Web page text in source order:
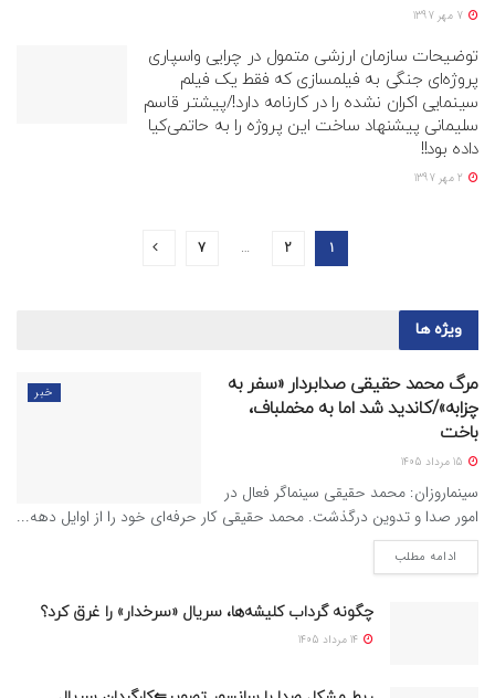
توضیحات سازمان ارزشی متمول در چرایی واسپاری
پروژه‌ای جنگی به فیلمسازی که فقط یک فیلم
سینمایی اکران نشده را در کارنامه دارد!/پیشتر قاسم
سلیمانی پیشنهاد ساخت این پروژه را به حاتمی‌کیا
داده بود!!
1
2
…
7
ویژه ها
خبر
مرگ محمد حقیقی صدابردار «سفر به
چزابه»/کاندید شد اما به مخملباف،
باخت
سینماروزان: محمد حقیقی سینماگر فعال در
امور صدا و تدوین درگذشت. محمد حقیقی کار حرفه‌ای خود را از اوایل دهه...
ادامه مطلب
چگونه گرداب کلیشه‌ها، سریال «سرخدار» را غرق کرد؟